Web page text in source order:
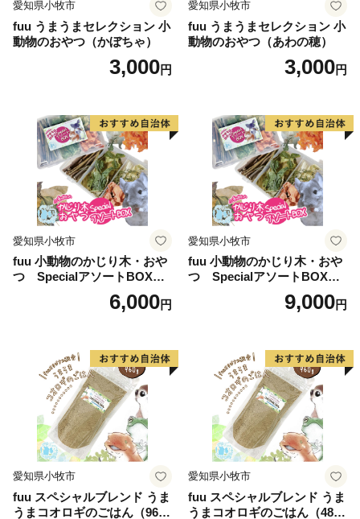
愛知県小牧市
fuu うまうまセレクション 小
動物のおやつ（かぼちゃ）
3,000円
愛知県小牧市
fuu うまうまセレクション 小
動物のおやつ（あわの穂）
3,000円
愛知県小牧市
fuu 小動物のかじり木・おや
つ SpecialアソートBOX（1
6,000円
愛知県小牧市
fuu 小動物のかじり木・おや
つ SpecialアソートBOX（2
9,000円
愛知県小牧市
fuu スペシャルブレンド うま
うまコオロギのごはん（960
愛知県小牧市
fuu スペシャルブレンド うま
うまコオロギのごはん（480